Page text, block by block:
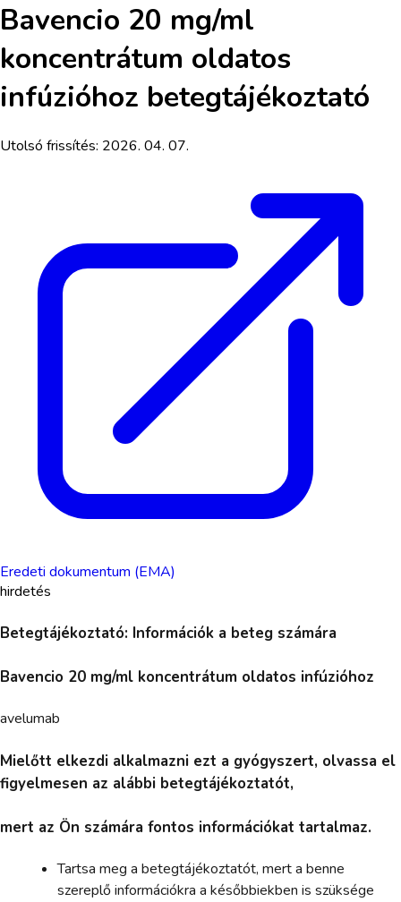
Bavencio 20 mg/ml
koncentrátum oldatos
infúzióhoz betegtájékoztató
Utolsó frissítés: 2026. 04. 07.
Eredeti dokumentum (EMA)
hirdetés
Betegtájékoztató: Információk a beteg számára
Bavencio 20 mg/ml koncentrátum oldatos infúzióhoz
avelumab
Mielőtt elkezdi alkalmazni ezt a gyógyszert, olvassa el
figyelmesen az alábbi betegtájékoztatót,
mert az Ön számára fontos információkat tartalmaz.
Tartsa meg a betegtájékoztatót, mert a benne
szereplő információkra a későbbiekben is szüksége